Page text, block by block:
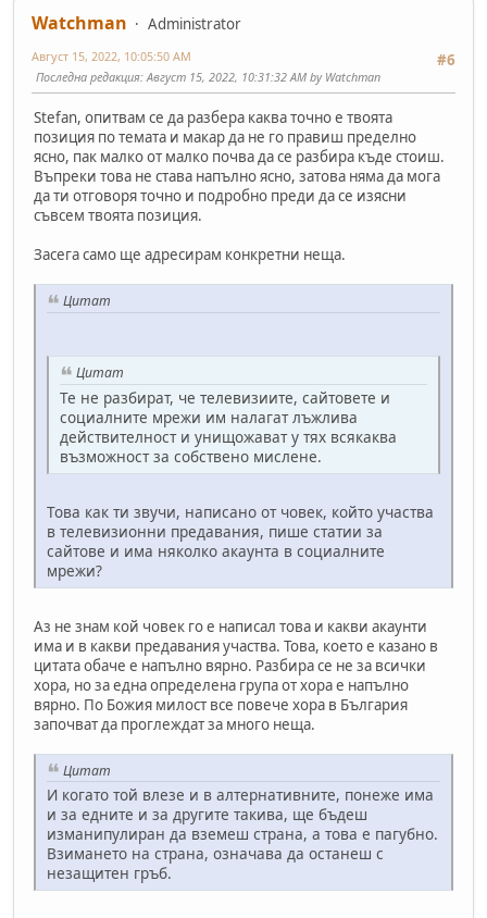
Watchman
Administrator
#6
Август 15, 2022, 10:05:50 AM
Последна редакция: Август 15, 2022, 10:31:32 AM by Watchman
Stefan, опитвам се да разбера каква точно е твоята
позиция по темата и макар да не го правиш пределно
ясно, пак малко от малко почва да се разбира къде стоиш.
Въпреки това не става напълно ясно, затова няма да мога
да ти отговоря точно и подробно преди да се изясни
съвсем твоята позиция.
Засега само ще адресирам конкретни неща.
Цитат
Цитат
Те не разбират, че телевизиите, сайтовете и
социалните мрежи им налагат лъжлива
действителност и унищожават у тях всякаква
възможност за собствено мислене.
Това как ти звучи, написано от човек, който участва
в телевизионни предавания, пише статии за
сайтове и има няколко акаунта в социалните
мрежи?
Аз не знам кой човек го е написал това и какви акаунти
има и в какви предавания участва. Това, което е казано в
цитата обаче е напълно вярно. Разбира се не за всички
хора, но за една определена група от хора е напълно
вярно. По Божия милост все повече хора в България
започват да проглеждат за много неща.
Цитат
И когато той влезе и в алтернативните, понеже има
и за едните и за другите такива, ще бъдеш
изманипулиран да вземеш страна, а това е пагубно.
Взимането на страна, означава да останеш с
незащитен гръб.